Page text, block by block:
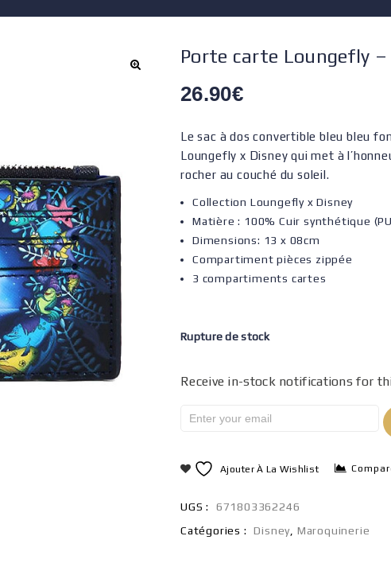
Porte carte Loungefly
26.90€
Le sac à dos convertible bleu bleu
Loungefly x Disney qui met à
rocher au couché du soleil.
Collection Loungefly x Disney
Matière : 100% Cuir synthétique
Dimensions: 13 x 08cm
Compartiment pièces zippée
3 compartiments cartes
Rupture de stock
Receive in-stock notifications for
Ajouter À La Wishlist
UGS :
671803362246
Catégories :
Disney Maroquinerie